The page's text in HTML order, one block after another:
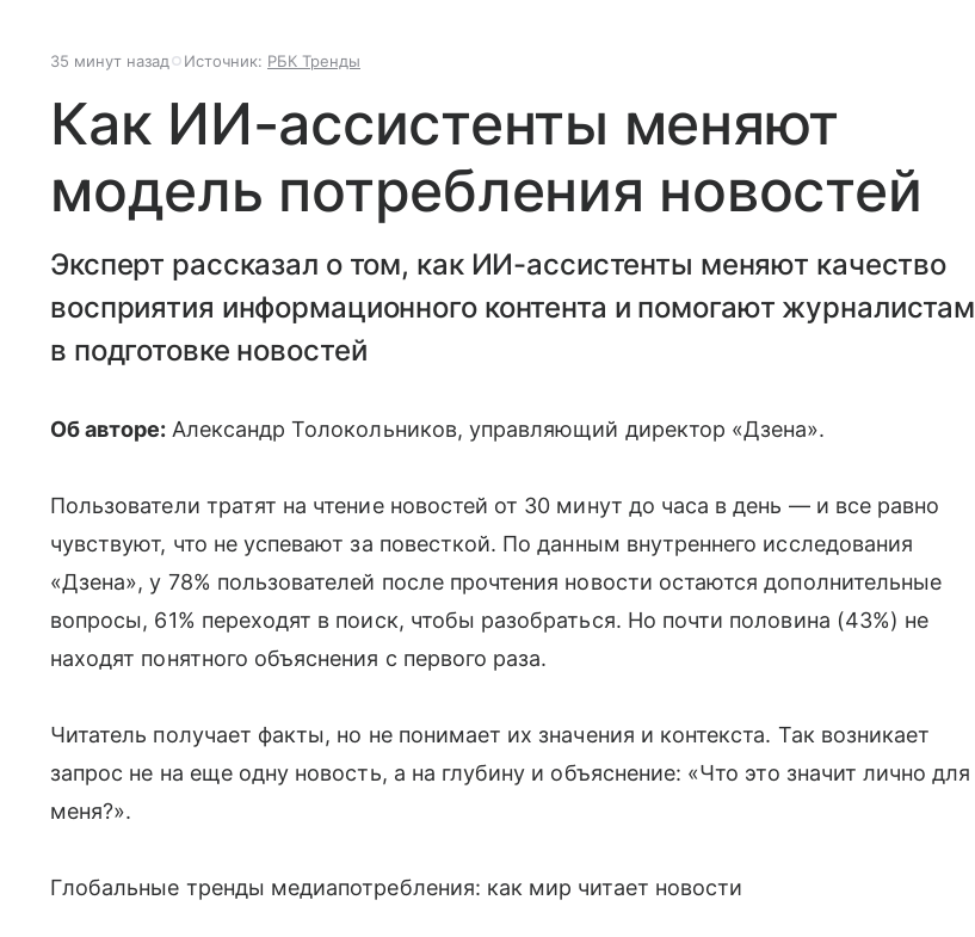
35 минут назад Источник: РБК Тренды
Как ИИ-ассистенты меняют
модель потребления новостей
Эксперт рассказал о том, как ИИ-ассистенты меняют качество
восприятия информационного контента и помогают журналистам
в подготовке новостей
Об авторе: Александр Толокольников, управляющий директор «Дзена».
Пользователи тратят на чтение новостей от 30 минут до часа в день — и все равно
чувствуют, что не успевают за повесткой. По данным внутреннего исследования
«Дзена», у 78% пользователей после прочтения новости остаются дополнительные
вопросы, 61% переходят в поиск, чтобы разобраться. Но почти половина (43%) не
находят понятного объяснения с первого раза.
Читатель получает факты, но не понимает их значения и контекста. Так возникает
запрос не на еще одну новость, а на глубину и объяснение: «Что это значит лично для
меня?».
Глобальные тренды медиапотребления: как мир читает новости